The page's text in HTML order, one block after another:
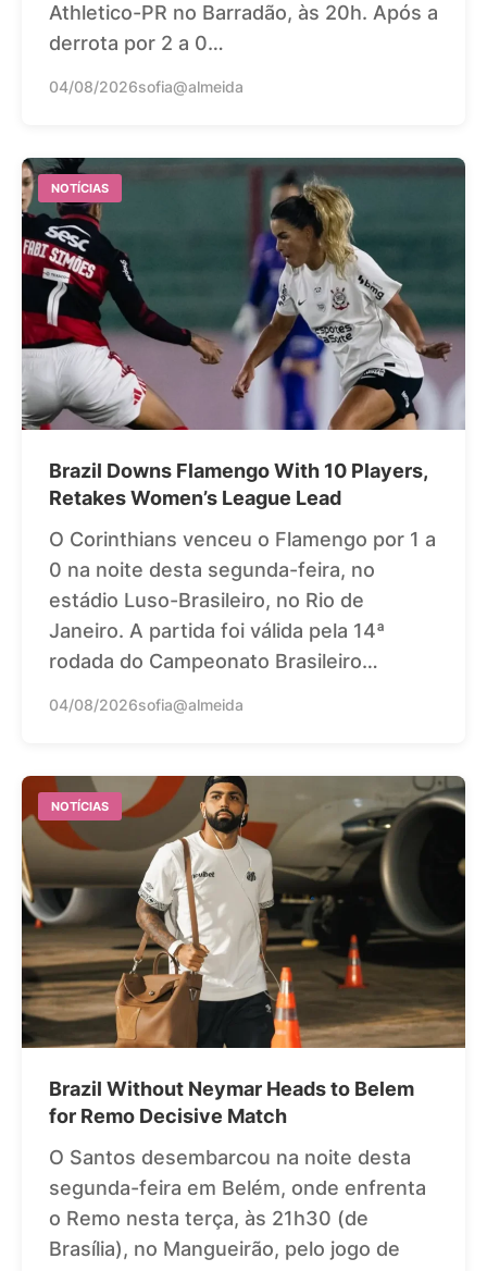
Athletico-PR no Barradão, às 20h. Após a
derrota por 2 a 0…
04/08/2026sofia@almeida
NOTÍCIAS
Brazil Downs Flamengo With 10 Players,
Retakes Women’s League Lead
O Corinthians venceu o Flamengo por 1 a
0 na noite desta segunda-feira, no
estádio Luso-Brasileiro, no Rio de
Janeiro. A partida foi válida pela 14ª
rodada do Campeonato Brasileiro…
04/08/2026sofia@almeida
NOTÍCIAS
Brazil Without Neymar Heads to Belem
for Remo Decisive Match
O Santos desembarcou na noite desta
segunda-feira em Belém, onde enfrenta
o Remo nesta terça, às 21h30 (de
Brasília), no Mangueirão, pelo jogo de